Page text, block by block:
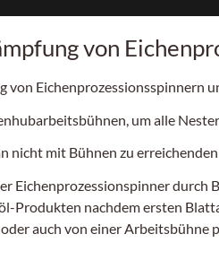
von
von Eichenprozessionsspinnern
um alle
nicht mit Bühnen zu
Eichenprozessionspinner
Produkten nachdem ersten
auch von einer Arbeitsbühne